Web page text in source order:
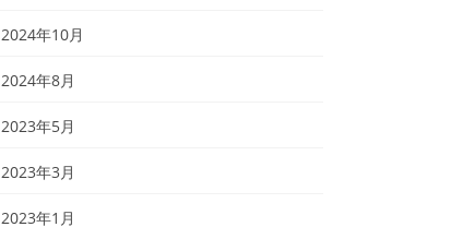
2024年10月
2024年8月
2023年5月
2023年3月
2023年1月